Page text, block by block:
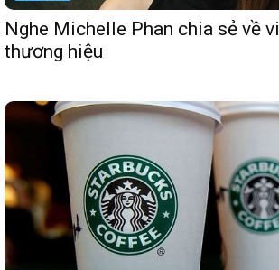
Nghe Michelle Phan chia sẻ về
thương hiệu